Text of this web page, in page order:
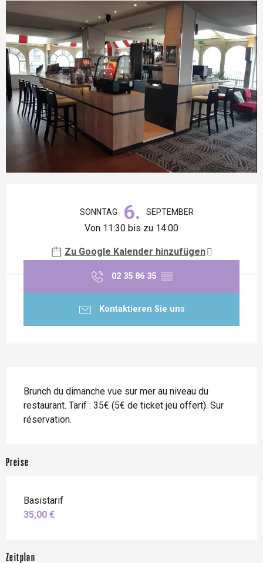
SONNTAG 6. SEPTEMBER
Von 11:30 bis zu 14:00
Zu Google Kalender hinzufügen
02 35 86 35 ▒▒
Kontaktieren Sie uns
Brunch du dimanche vue sur mer au niveau du
restaurant. Tarif : 35€ (5€ de ticket jeu offert). Sur
réservation.
Preise
Basistarif
35,00 €
Zeitplan